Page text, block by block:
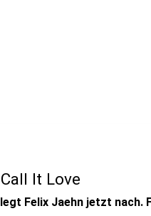
It Love
Felix Jaehn jetzt nach.